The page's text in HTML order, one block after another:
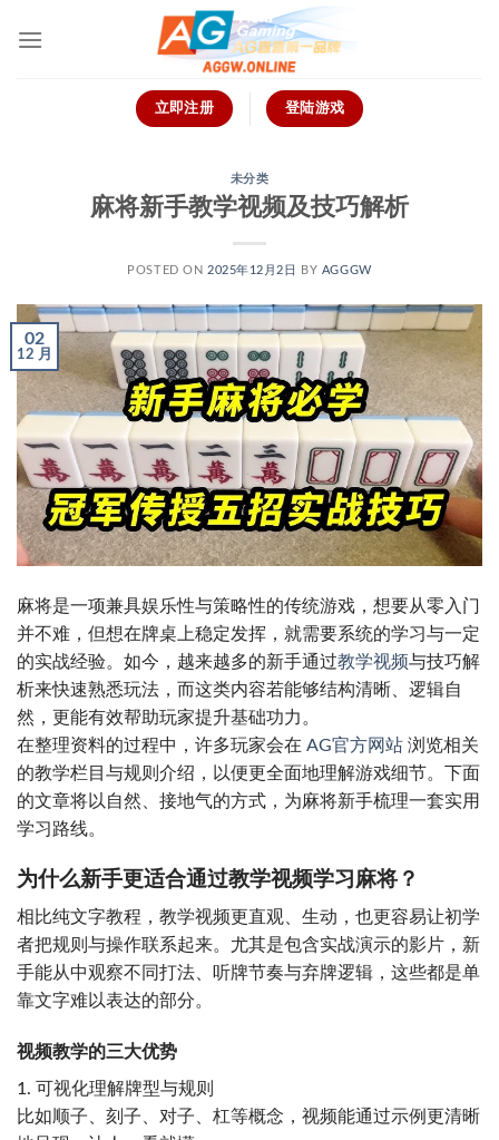
立即注册 登陆游戏
未分类
麻将新手教学视频及技巧解析
POSTED ON 2025年12月2日 BY AGGGW
02
12 月
麻将是一项兼具娱乐性与策略性的传统游戏，想要从零入门
并不难，但想在牌桌上稳定发挥，就需要系统的学习与一定
的实战经验。如今，越来越多的新手通过教学视频与技巧解
析来快速熟悉玩法，而这类内容若能够结构清晰、逻辑自
然，更能有效帮助玩家提升基础功力。
在整理资料的过程中，许多玩家会在 AG官方网站 浏览相关
的教学栏目与规则介绍，以便更全面地理解游戏细节。下面
的文章将以自然、接地气的方式，为麻将新手梳理一套实用
学习路线。
为什么新手更适合通过教学视频学习麻将？
相比纯文字教程，教学视频更直观、生动，也更容易让初学
者把规则与操作联系起来。尤其是包含实战演示的影片，新
手能从中观察不同打法、听牌节奏与弃牌逻辑，这些都是单
靠文字难以表达的部分。
视频教学的三大优势
1. 可视化理解牌型与规则
比如顺子、刻子、对子、杠等概念，视频能通过示例更清晰